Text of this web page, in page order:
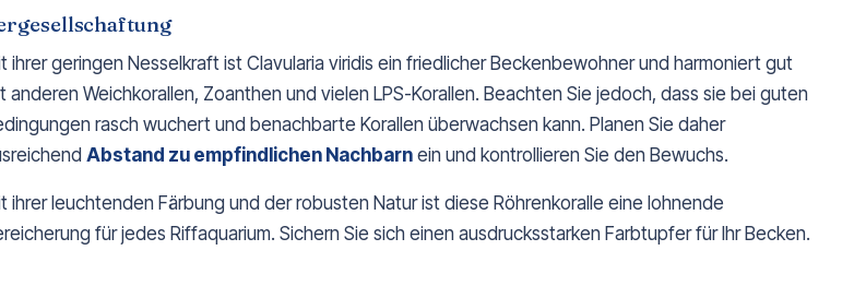
ihrer geringen Nesselkraft ist Clavularia viridis ein friedlicher Beckenbewohner und harmoniert gut
anderen Weichkorallen, Zoanthen und vielen LPS-Korallen. Beachten Sie jedoch, dass sie bei guten
rasch wuchert und benachbarte Korallen überwachsen kann. Planen Sie daher
Abstand zu empfindlichen Nachbarn ein und kontrollieren Sie den Bewuchs.
ihrer leuchtenden Färbung und der robusten Natur ist diese Röhrenkoralle eine lohnende
für jedes Riffaquarium. Sichern Sie sich einen ausdrucksstarken Farbtupfer für Ihr Becken.